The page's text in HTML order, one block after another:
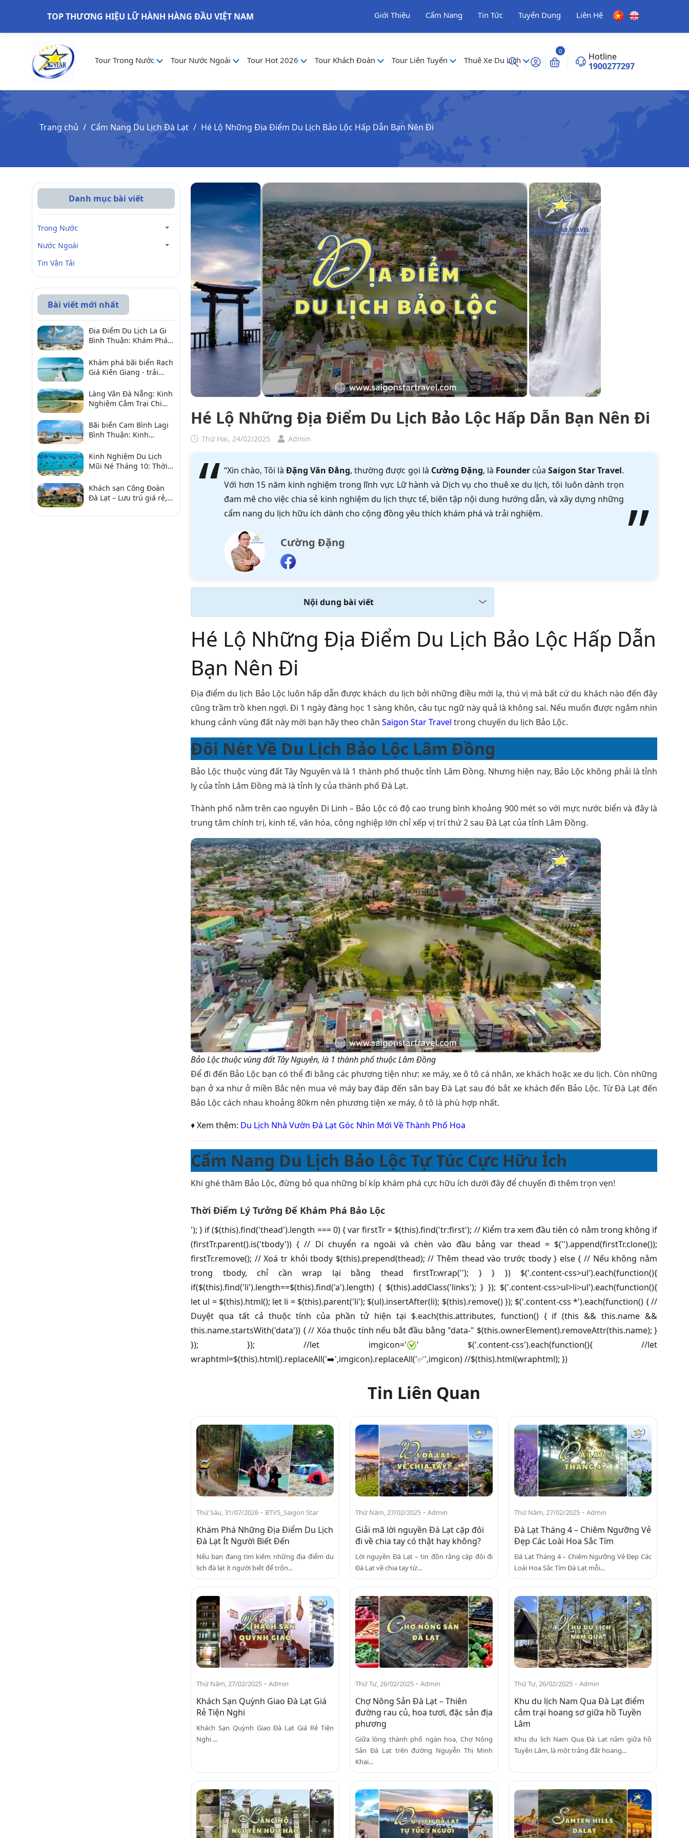
TOP THƯƠNG HIỆU LỮ HÀNH HÀNG ĐẦU VIỆT NAM Giới Thiệu Cẩm Nang Tin Tức Tuyển Dụng Liên Hệ
Tour Trong Nước Tour Nước Ngoài Tour Hot 2026 Tour Khách Đoàn Tour Liên Tuyến Thuê Xe Du Lịch
0
Hotline
1900277297
Trang chủ Cẩm Nang Du Lịch Đà Lạt Hé Lộ Những Địa Điểm Du Lịch Bảo Lộc Hấp Dẫn Bạn Nên Đi
Hé Lộ Những Địa Điểm Du Lịch Bảo Lộc Hấp Dẫn Bạn Nên Đi
Thứ Hai, 24/02/2025 Admin
“Xin chào, Tôi làĐặng Văn Đẳng, thường được gọi là Cường Đặng, là Foundercủa Saigon Star Travel.
Với hơn 15 năm kinh nghiệm trong lĩnh vực Lữ hành và Dịch vụ cho thuê xe du lịch, tôi luôn dành trọn
đam mê cho việc chia sẻ kinh nghiệm du lịch thực tế, biên tập nội dung hướng dẫn, và xây dựng những
cẩm nang du lịch hữu ích dành cho cộng đồng yêu thích khám phá và trải nghiệm.
Cường Đặng
Nội dung bài viết
Hé Lộ Những Địa Điểm Du Lịch Bảo Lộc Hấp Dẫn
Bạn Nên Đi
Địa điểm du lịch Bảo Lộc luôn hấp dẫn được khách du lịch bởi những điều mới lạ, thú vị mà bất cứ du khách nào đến đây
cũng trầm trồ khen ngợi. Đi 1 ngày đàng học 1 sàng khôn, câu tục ngữ này quả là không sai. Nếu muốn được ngắm nhìn
khung cảnh vùng đất này mời bạn hãy theo chân Saigon Star Travel trong chuyến du lịch Bảo Lộc.
Đôi Nét Về Du Lịch Bảo Lộc Lâm Đồng
Bảo Lộc thuộc vùng đất Tây Nguyên và là 1 thành phố thuộc tỉnh Lâm Đồng. Nhưng hiện nay, Bảo Lộc không phải là tỉnh
lỵ của tỉnh Lâm Đồng mà là tỉnh lỵ của thành phố Đà Lạt.
Thành phố nằm trên cao nguyên Di Linh – Bảo Lộc có độ cao trung bình khoảng 900 mét so với mực nước biển và đây là
trung tâm chính trị, kinh tế, văn hóa, công nghiệp lớn chỉ xếp vị trí thứ 2 sau Đà Lạt của tỉnh Lâm Đồng.
Bảo Lộc thuộc vùng đất Tây Nguyên, là 1 thành phố thuộc Lâm Đồng
Để đi đến Bảo Lộc bạn có thể đi bằng các phương tiện như: xe máy, xe ô tô cá nhân, xe khách hoặc xe du lịch. Còn những
bạn ở xa như ở miền Bắc nên mua vé máy bay đáp đến sân bay Đà Lạt sau đó bắt xe khách đến Bảo Lộc. Từ Đà Lạt đến
Bảo Lộc cách nhau khoảng 80km nên phương tiện xe máy, ô tô là phù hợp nhất.
♦ Xem thêm: Du Lịch Nhà Vườn Đà Lạt Góc Nhìn Mới Về Thành Phố Hoa
Cẩm Nang Du Lịch Bảo Lộc Tự Túc Cực Hữu Ích
Khi ghé thăm Bảo Lộc, đừng bỏ qua những bí kíp khám phá cực hữu ích dưới đây để chuyến đi thêm trọn vẹn!
Thời Điểm Lý Tưởng Để Khám Phá Bảo Lộc
'); } if ($(this).find('thead').length === 0) { var firstTr = $(this).find('tr:first'); // Kiểm tra xem đầu tiên có nằm trong không if
(firstTr.parent().is('tbody')) { // Di chuyển ra ngoài và chèn vào đầu bảng var thead = $('').append(firstTr.clone());
firstTr.remove(); // Xoá tr khỏi tbody $(this).prepend(thead); // Thêm thead vào trước tbody } else { // Nếu không nằm
trong tbody, chỉ cần wrap lại bằng thead firstTr.wrap(''); } } }) $('.content-css>ul').each(function(){
if($(this).find('li').length==$(this).find('a').length) { $(this).addClass('links'); } }); $('.content-css>ul>li>ul').each(function(){
let ul = $(this).html(); let li = $(this).parent('li'); $(ul).insertAfter(li); $(this).remove() }); $('.content-css *').each(function() { //
Duyệt qua tất cả thuộc tính của phần tử hiện tại $.each(this.attributes, function() { if (this && this.name &&
this.name.startsWith('data')) { // Xóa thuộc tính nếu bắt đầu bằng "data-" $(this.ownerElement).removeAttr(this.name); }
}); }); //let imgicon='
' $('.content-css').each(function(){ //let
wraphtml=$(this).html().replaceAll('➡️',imgicon).replaceAll('✅',imgicon) //$(this).html(wraphtml); })
Tin Liên Quan
Thứ Sáu, 31/07/2026 - BTV5_Saigon Star
Khám Phá Những Địa Điểm Du Lịch
Đà Lạt Ít Người Biết Đến
Nếu bạn đang tìm kiếm những địa điểm du
lịch đà lạt ít người biết để trốn...
Thứ Năm, 27/02/2025- Admin
Giải mã lời nguyền Đà Lạt cặp đôi
đi về chia tay có thật hay không?
Lời nguyền Đà Lạt – tin đồn rằng cặp đôi đi
Đà Lạt về chia tay từ...
Thứ Năm, 27/02/2025- Admin
Đà Lạt Tháng 4 – Chiêm Ngưỡng Vẻ
Đẹp Các Loài Hoa Sắc Tím
Đà Lạt Tháng 4 – Chiêm Ngưỡng Vẻ Đẹp Các
Loài Hoa Sắc Tím Đà Lạt mỗi...
Thứ Năm, 27/02/2025 - Admin
Khách Sạn Quỳnh Giao Đà Lạt Giá
Rẻ Tiện Nghi
Khách Sạn Quỳnh Giao Đà Lạt Giá Rẻ Tiện
Nghi ...
Thứ Tư, 26/02/2025- Admin
Chợ Nông Sản Đà Lạt – Thiên
đường rau củ, hoa tươi, đặc sản địa
phương
Giữa lòng thành phố ngàn hoa, Chợ Nông
Sản Đà Lạt trên đường Nguyễn Thị Minh
Khai...
Thứ Tư, 26/02/2025- Admin
Khu du lịch Nam Qua Đà Lạt điểm
cắm trại hoang sơ giữa hồ Tuyền
Lâm
Khu du lịch Nam Qua Đà Lạt nằm giữa hồ
Tuyền Lâm, là một trảng đất hoang...
Danh mục bài viết
Trong Nước
Nước Ngoài
Tin Vận Tải
Bài viết mới nhất
Địa Điểm Du Lịch La Gi
Bình Thuận: Khám Phá 6
2026
Khám phá bãi biển Rạch
Giá Kiên Giang - trải
Làng Vân Đà Nẵng: Kinh
Nghiệm Cắm Trại Chi
Bãi biển Cam Bình Lagi
Bình Thuận: Kinh
sản, điểm gần
Kinh Nghiệm Du Lịch
Mũi Né Tháng 10: Thời
Khách sạn Công Đoàn
Đà Lạt – Lưu trú giá rẻ,
Hương